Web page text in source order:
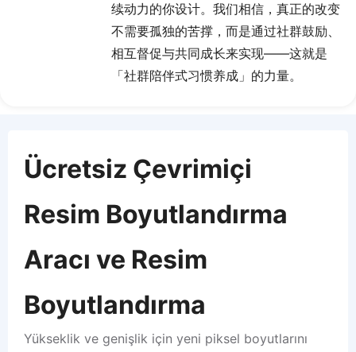
续动力的你设计。我们相信，真正的改变
不需要孤独的苦撑，而是通过社群鼓励、
相互督促与共同成长来实现——这就是
「社群陪伴式习惯养成」的力量。
Ücretsiz Çevrimiçi
Resim Boyutlandırma
Aracı ve Resim
Boyutlandırma
Yükseklik ve genişlik için yeni piksel boyutlarını